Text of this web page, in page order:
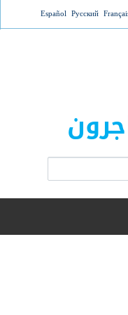
Русский
Español